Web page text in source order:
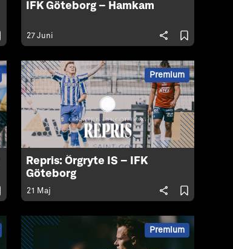
IFK Göteborg – Hamkam
27 Juni
Premium
Repris: Örgryte IS – IFK
Göteborg
21 Maj
Premium